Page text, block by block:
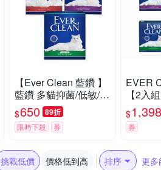
【Ever Clean 藍鑽 】
藍鑽 多貓抑菌/低敏/除
臭貓砂8.5kg -( 除臭/
抑味/ 凝結/長效淨味2
1天)
$650 89折
限時下殺 券
EVER
【2入
抑菌/
$1,398
券
挑戰低價 價格低到高 排序 更多